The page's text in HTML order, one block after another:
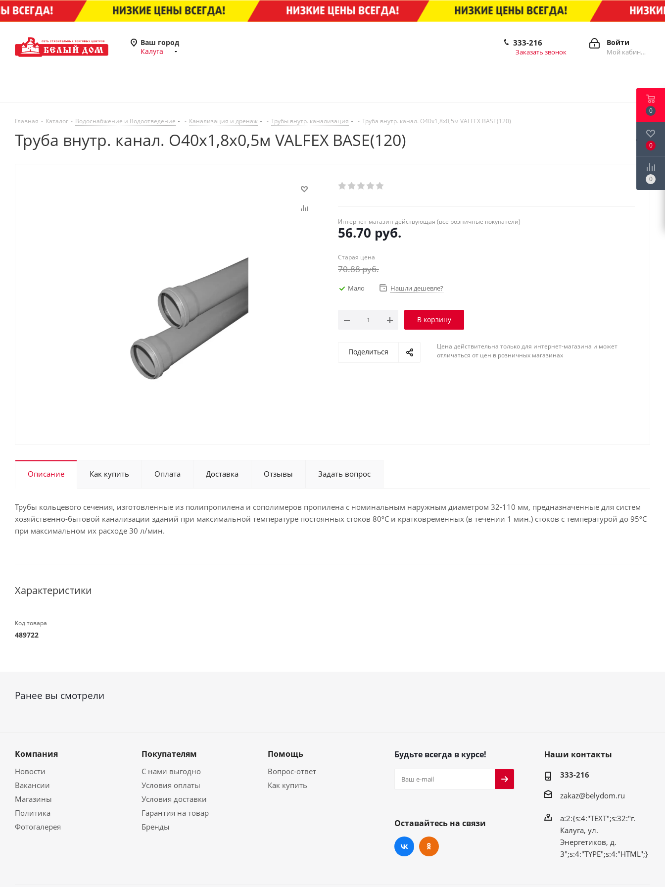
Ваш город
Калуга
Войти
Мой кабинет
333-216
Заказать звонок
Главная - Каталог - Водоснабжение и Водоотведение - Канализация и дренаж - Трубы внутр. канализация - Труба внутр. канал. O40х1,8х0,5м VALFEX BASE(120)
Труба внутр. канал. O40х1,8х0,5м VALFEX BASE(120)
Интернет-магазин действующая (все розничные покупатели)
56.70 руб.
Старая цена
70.88руб.
Мало Нашли дешевле?
В корзину
Поделиться
Цена действительна только для интернет-магазина и может
отличаться от цен в розничных магазинах
Описание Как купить Оплата Доставка Отзывы Задать вопрос
Трубы кольцевого сечения, изготовленные из полипропилена и сополимеров пропилена с номинальным наружным диаметром 32-110 мм, предназначенные для систем
хозяйственно-бытовой канализации зданий при максимальной температуре постоянных стоков 80ºС и кратковременных (в течении 1 мин.) стоков с температурой до 95ºС
при максимальном их расходе 30 л/мин.
Характеристики
Код товара
489722
Ранее вы смотрели
Компания
Новости
Вакансии
Магазины
Политика
Фотогалерея
Покупателям
С нами выгодно
Условия оплаты
Условия доставки
Гарантия на товар
Бренды
Помощь
Вопрос-ответ
Как купить
Будьте всегда в курсе!
Оставайтесь на связи
Наши контакты
333-216
zakaz@belydom.ru
a:2:{s:4:"TEXT";s:32:"г.
Калуга, ул.
Энергетиков, д.
3";s:4:"TYPE";s:4:"HTML";}
0
0
0